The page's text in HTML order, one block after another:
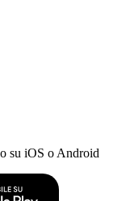
su iOS o Android